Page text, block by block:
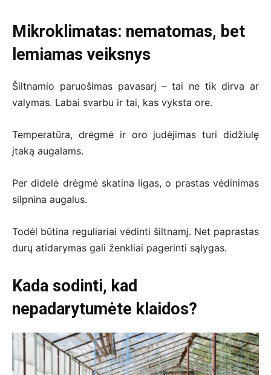
Mikroklimatas: nematomas, bet
lemiamas veiksnys
Šiltnamio paruošimas pavasarį – tai ne tik dirva ar
valymas. Labai svarbu ir tai, kas vyksta ore.
Temperatūra, drėgmė ir oro judėjimas turi didžiulę
įtaką augalams.
Per didelė drėgmė skatina ligas, o prastas vėdinimas
silpnina augalus.
Todėl būtina reguliariai vėdinti šiltnamį. Net paprastas
durų atidarymas gali ženkliai pagerinti sąlygas.
Kada sodinti, kad
nepadarytumėte klaidos?